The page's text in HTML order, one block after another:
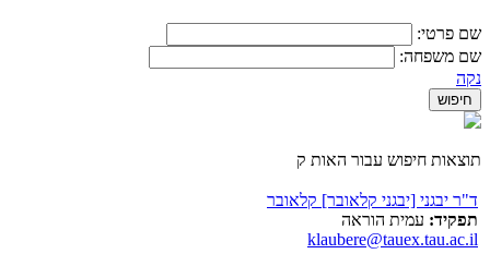
שם פרטי:
שם משפחה:
נקה
תוצאות חיפוש עבור האות ק
ד"ר יבגני [יבגני קלאובר] קלאובר
תפקיד: עמית הוראה
klaubere@tauex.tau.ac.il